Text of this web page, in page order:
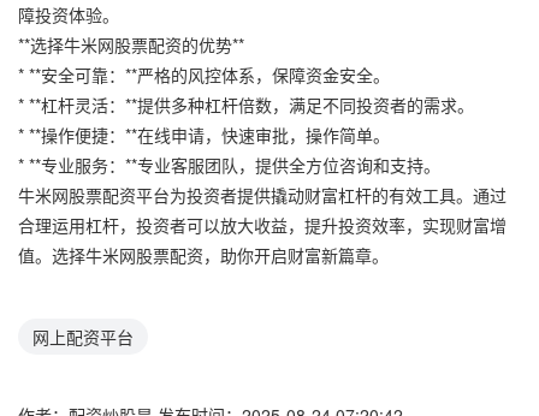
障投资体验。
**选择牛米网股票配资的优势**
* **安全可靠：**严格的风控体系，保障资金安全。
* **杠杆灵活：**提供多种杠杆倍数，满足不同投资者的需求。
* **操作便捷：**在线申请，快速审批，操作简单。
* **专业服务：**专业客服团队，提供全方位咨询和支持。
牛米网股票配资平台为投资者提供撬动财富杠杆的有效工具。通过
合理运用杠杆，投资者可以放大收益，提升投资效率，实现财富增
值。选择牛米网股票配资，助你开启财富新篇章。
网上配资平台